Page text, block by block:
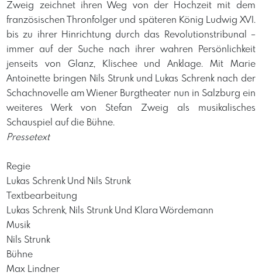
Zweig zeichnet ihren Weg von der Hochzeit mit dem
französischen Thronfolger und späteren König Ludwig XVI.
bis zu ihrer Hinrichtung durch das Revolutionstribunal –
immer auf der Suche nach ihrer wahren Persönlichkeit
jenseits von Glanz, Klischee und Anklage. Mit Marie
Antoinette bringen Nils Strunk und Lukas Schrenk nach der
Schachnovelle am Wiener Burgtheater nun in Salzburg ein
weiteres Werk von Stefan Zweig als musikalisches
Schauspiel auf die Bühne.
Pressetext
Regie
Lukas Schrenk Und Nils Strunk
Textbearbeitung
Lukas Schrenk, Nils Strunk Und Klara Wördemann
Musik
Nils Strunk
Bühne
Max Lindner